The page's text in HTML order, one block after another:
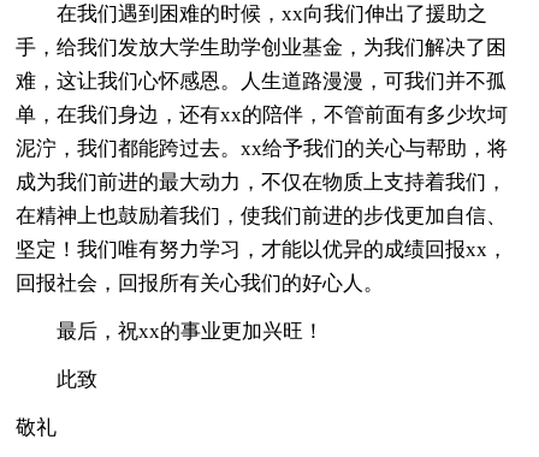
在我们遇到困难的时候，xx向我们伸出了援助之
手，给我们发放大学生助学创业基金，为我们解决了困
难，这让我们心怀感恩。人生道路漫漫，可我们并不孤
单，在我们身边，还有xx的陪伴，不管前面有多少坎坷
泥泞，我们都能跨过去。xx给予我们的关心与帮助，将
成为我们前进的最大动力，不仅在物质上支持着我们，
在精神上也鼓励着我们，使我们前进的步伐更加自信、
坚定！我们唯有努力学习，才能以优异的成绩回报xx，
回报社会，回报所有关心我们的好心人。
最后，祝xx的事业更加兴旺！
此致
敬礼